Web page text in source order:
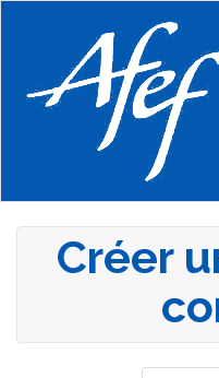
principal
Créer